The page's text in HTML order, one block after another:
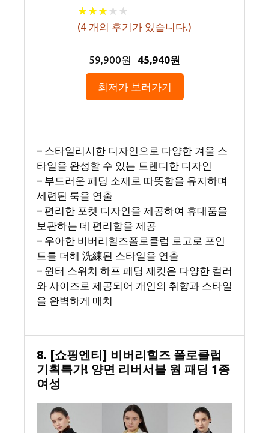
★★★★ ★
★★★★ ★
(4 개의 후기가 있습니다.)
59,900원 45,940원
최저가 보러가기
– 스타일리시한 디자인으로 다양한 겨울 스
타일을 완성할 수 있는 트렌디한 디자인
– 부드러운 패딩 소재로 따뜻함을 유지하며
세련된 룩을 연출
– 편리한 포켓 디자인을 제공하여 휴대품을
보관하는 데 편리함을 제공
– 우아한 비버리힐즈폴로클럽 로고로 포인
트를 더해 洗練된 스타일을 연출
– 윈터 스위치 하프 패딩 재킷은 다양한 컬러
와 사이즈로 제공되어 개인의 취향과 스타일
을 완벽하게 매치
8. [쇼핑엔티] 비버리힐즈 폴로클럽
기획특가! 양면 리버서블 웜 패딩 1종
여성